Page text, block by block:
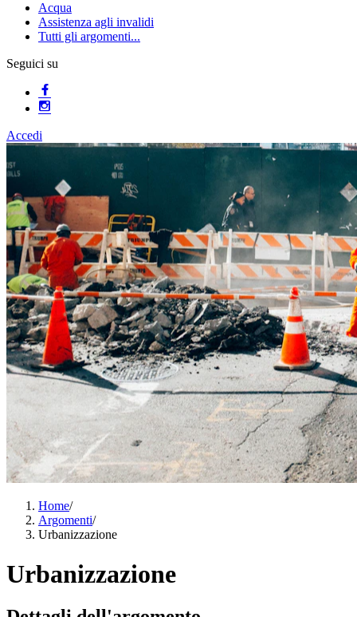
Acqua
Assistenza agli invalidi
Tutti gli argomenti...
Seguici su
Accedi
Home/
Argomenti/
Urbanizzazione
Urbanizzazione